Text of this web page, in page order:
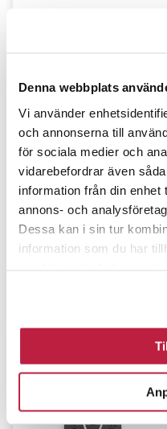
Denna webbplats
Vi använder
och annonserna till
för sociala medier och
vidarebefordrar även
information från din
annons- och
Dessa kan i sin tur
information som du har